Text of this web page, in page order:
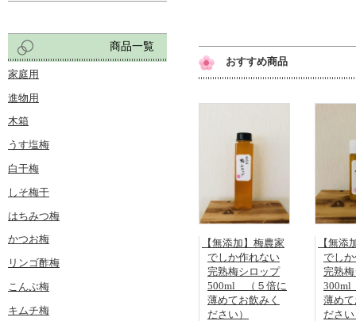
おすすめ商品
【無添加】梅農家
でしか作れない
完熟梅シロップ
500ml （５倍に
薄めてお飲みく
ださい）
【無添
でし
完熟
薄め
ださ
商品一覧
家庭用
進物用
木箱
うす塩梅
白干梅
しそ梅干
はちみつ梅
かつお梅
リンゴ酢梅
こんぶ梅
キムチ梅